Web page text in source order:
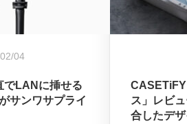
04
でLANに挿せる
サンワサプライ
ス」レビ
合したデ